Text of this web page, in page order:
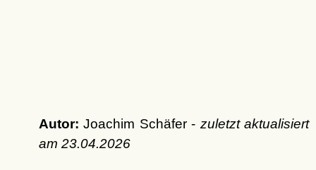
Autor: Joachim Schäfer - zuletzt aktualisiert
am 23.04.2026